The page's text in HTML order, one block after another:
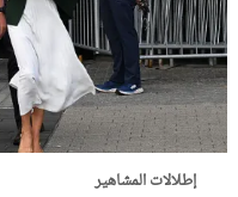
إطلالات المشاهير